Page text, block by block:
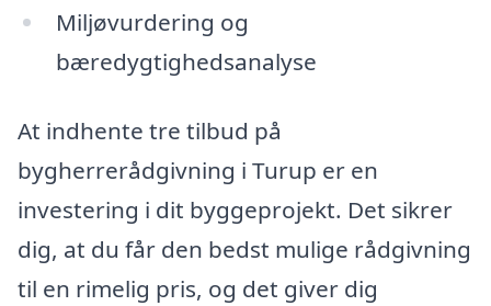
Miljøvurdering og
bæredygtighedsanalyse
At indhente tre tilbud på
bygherrerådgivning i Turup er en
investering i dit byggeprojekt. Det sikrer
dig, at du får den bedst mulige rådgivning
til en rimelig pris, og det giver dig